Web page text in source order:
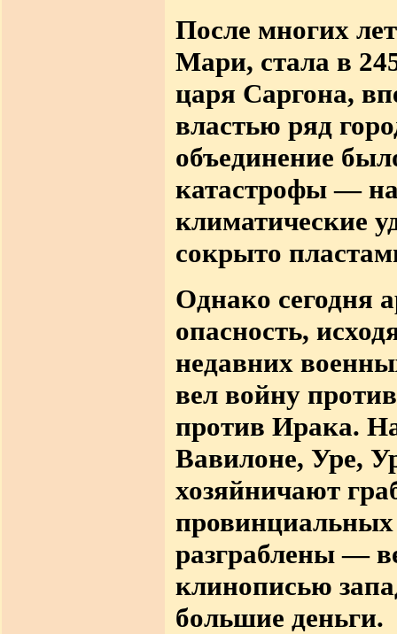
После многих
Мари, стала в
царя Саргона,
властью ряд
объединение
катастрофы —
климатические
сокрыто
Однако сегодня
опасность,
недавних
вел войну
против Ирака.
Вавилоне, Уре,
хозяйничают
провинциальных
разграблены —
клинописью
большие деньги.